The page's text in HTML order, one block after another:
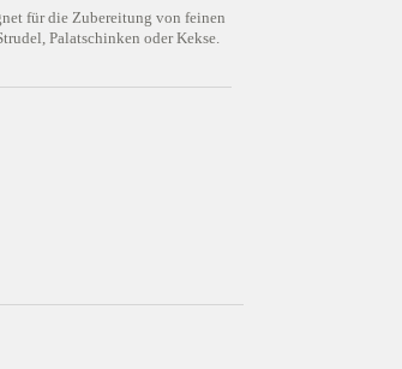
für die Zubereitung von feinen
Palatschinken oder Kekse.